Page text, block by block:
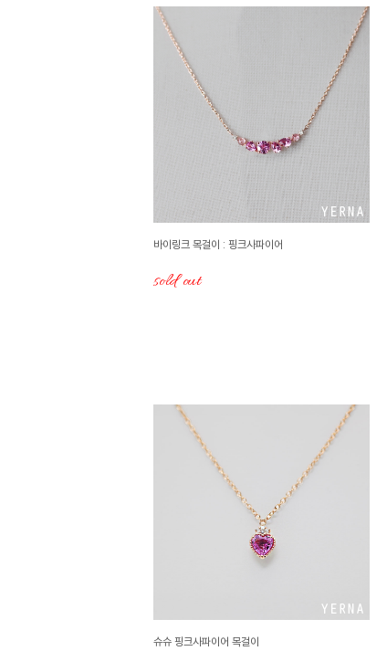
바이링크 목걸이 : 핑크사파이어
sold out
슈슈 핑크사파이어 목걸이